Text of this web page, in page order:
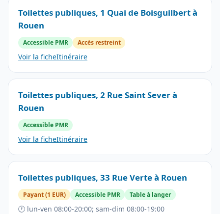
Toilettes publiques, 1 Quai de Boisguilbert à
Rouen
Accessible PMR Accès restreint
Voir la ficheItinéraire
Toilettes publiques, 2 Rue Saint Sever à
Rouen
Accessible PMR
Voir la ficheItinéraire
Toilettes publiques, 33 Rue Verte à Rouen
Payant (1 EUR) Accessible PMR Table à langer
🕐 lun-ven 08:00-20:00; sam-dim 08:00-19:00